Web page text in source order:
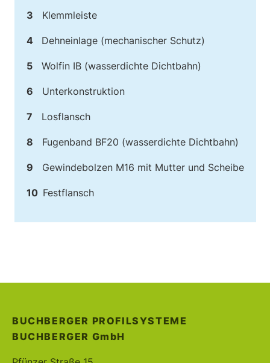
3 Klemmleiste
4 Dehneinlage (mechanischer Schutz)
5Wolfin IB (wasserdichte Dichtbahn)
6 Unterkonstruktion
7 Losflansch
8 Fugenband BF20 (wasserdichte Dichtbahn)
9 Gewindebolzen M16 mit Mutter und Scheibe
10 Festflansch
BUCHBERGER PROFILSYSTEME
BUCHBERGER GmbH